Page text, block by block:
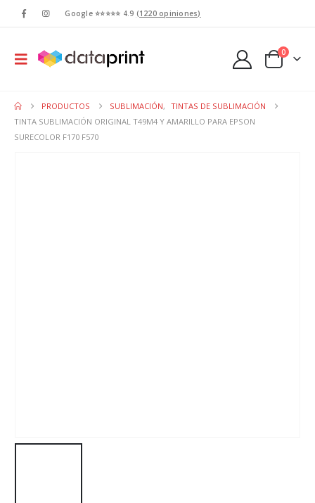
Google ⭐⭐⭐⭐⭐ 4.9 (1220 opiniones)
0
PRODUCTOS SUBLIMACIÓN,
TINTAS DE SUBLIMACIÓN
TINTA SUBLIMACIÓN ORIGINAL T49M4 Y AMARILLO PARA EPSON
SURECOLOR F170 F570